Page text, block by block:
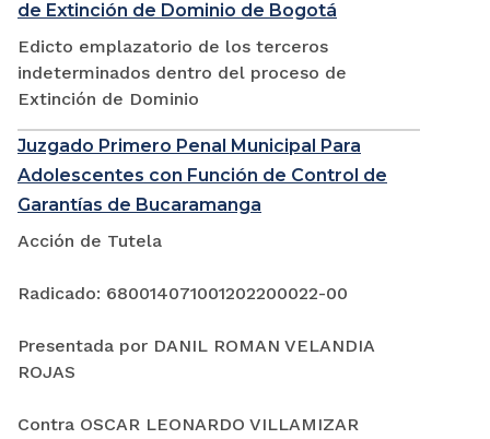
de Extinción de Dominio de Bogotá
Edicto emplazatorio de los terceros
indeterminados dentro del proceso de
Extinción de Dominio
Juzgado Primero Penal Municipal Para
Adolescentes con Función de Control de
Garantías de Bucaramanga
Acción de Tutela
Radicado: 680014071001202200022-00
Presentada por DANIL ROMAN VELANDIA
ROJAS
Contra OSCAR LEONARDO VILLAMIZAR